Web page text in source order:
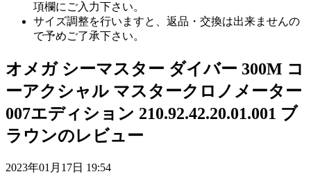
項欄にご入力下さい。
サイズ調整を行いますと、返品・交換は出来ませんの
で予めご了承下さい。
オメガ シーマスター ダイバー 300M コ
ーアクシャル マスタークロノメーター
007エディション 210.92.42.20.01.001 ブ
ラウンのレビュー
2023年01月17日 19:54